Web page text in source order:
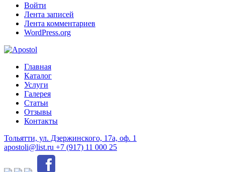
Войти
Лента записей
Лента комментариев
WordPress.org
Главная
Каталог
Услуги
Галерея
Статьи
Отзывы
Контакты
Тольятти, ул. Дзержинского, 17а, оф. 1
apostoli@list.ru +7 (917) 11 000 25